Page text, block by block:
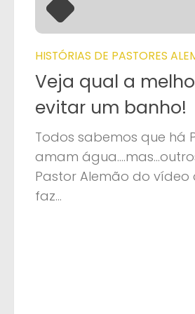
HISTÓRIAS DE PASTORES
Veja qual a
evitar um banho!
Todos sabemos que há
amam
Pastor Alemão do
faz...